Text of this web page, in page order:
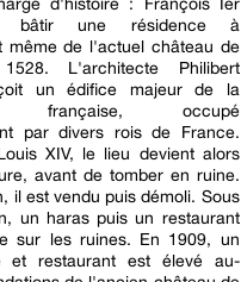
bâtir une résidence à
même de l'actuel château de
L'architecte Philibert
un édifice majeur de la
française, occupé
par divers rois de France.
XIV, le lieu devient alors
avant de tomber en ruine.
il est vendu puis démoli. Sous
un haras puis un restaurant
sur les ruines. En 1909, un
et restaurant est élevé au-